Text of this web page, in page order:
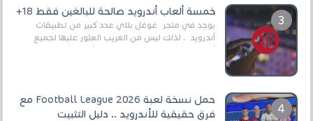
خمسة ألعاب أندرويد صالحة للبالغين فقط 18+
يوجد في متجر غوغل بلاي عدد كبير من تطبيقات
أندرويد ، لذلك ليس من الغريب العثور عليها لجميع
حمل نسخة لعبة Football League 2026 مع
فرق حقيقية للأندرويد .. دليل التثبيت